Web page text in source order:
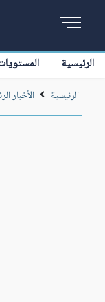
الرئيسية
الرئيسية الأخبار